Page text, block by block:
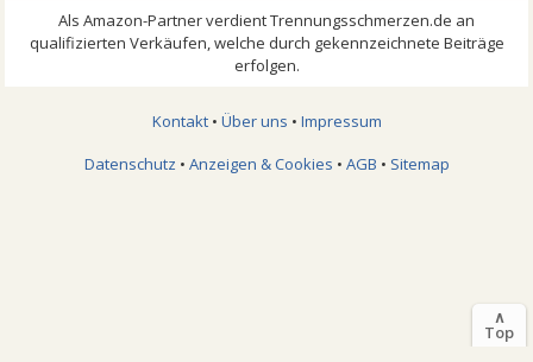
Kontakt• Über uns • Impressum
Datenschutz • Anzeigen & Cookies • AGB • Sitemap
∧
Top